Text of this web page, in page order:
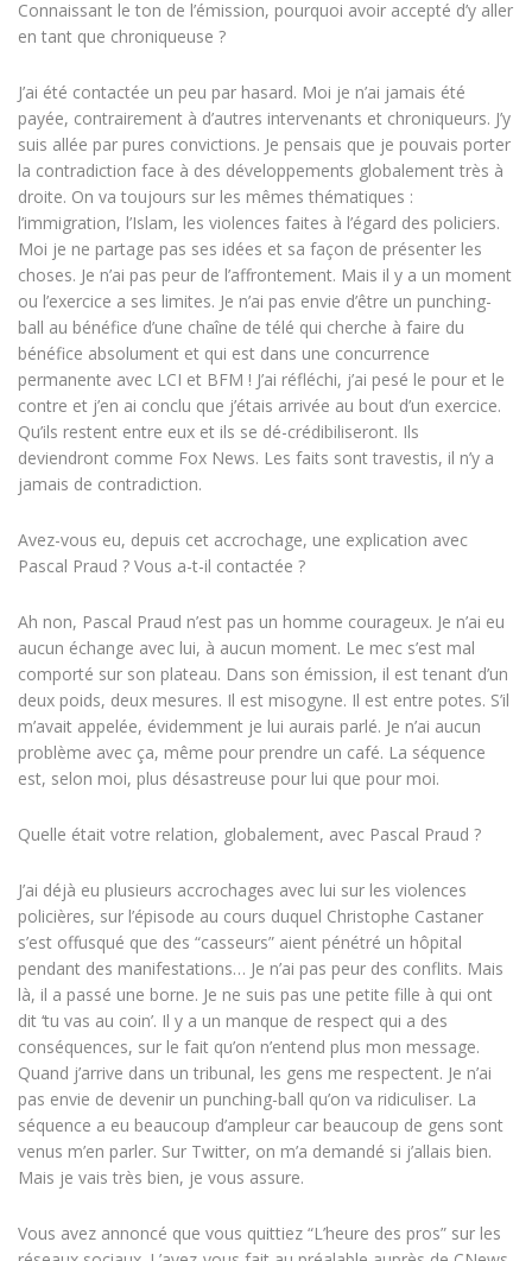
Connaissant le ton de l’émission, pourquoi avoir accepté d’y aller
en tant que chroniqueuse ?
J’ai été contactée un peu par hasard. Moi je n’ai jamais été
payée, contrairement à d’autres intervenants et chroniqueurs. J’y
suis allée par pures convictions. Je pensais que je pouvais porter
la contradiction face à des développements globalement très à
droite. On va toujours sur les mêmes thématiques :
l’immigration, l’Islam, les violences faites à l’égard des policiers.
Moi je ne partage pas ses idées et sa façon de présenter les
choses. Je n’ai pas peur de l’affrontement. Mais il y a un moment
ou l’exercice a ses limites. Je n’ai pas envie d’être un punching-
ball au bénéfice d’une chaîne de télé qui cherche à faire du
bénéfice absolument et qui est dans une concurrence
permanente avec LCI et BFM ! J’ai réfléchi, j’ai pesé le pour et le
contre et j’en ai conclu que j’étais arrivée au bout d’un exercice.
Qu’ils restent entre eux et ils se dé-crédibiliseront. Ils
deviendront comme Fox News. Les faits sont travestis, il n’y a
jamais de contradiction.
Avez-vous eu, depuis cet accrochage, une explication avec
Pascal Praud ? Vous a-t-il contactée ?
Ah non, Pascal Praud n’est pas un homme courageux. Je n’ai eu
aucun échange avec lui, à aucun moment. Le mec s’est mal
comporté sur son plateau. Dans son émission, il est tenant d’un
deux poids, deux mesures. Il est misogyne. Il est entre potes. S’il
m’avait appelée, évidemment je lui aurais parlé. Je n’ai aucun
problème avec ça, même pour prendre un café. La séquence
est, selon moi, plus désastreuse pour lui que pour moi.
Quelle était votre relation, globalement, avec Pascal Praud ?
J’ai déjà eu plusieurs accrochages avec lui sur les violences
policières, sur l’épisode au cours duquel Christophe Castaner
s’est offusqué que des “casseurs” aient pénétré un hôpital
pendant des manifestations… Je n’ai pas peur des conflits. Mais
là, il a passé une borne. Je ne suis pas une petite fille à qui ont
dit ‘tu vas au coin’. Il y a un manque de respect qui a des
conséquences, sur le fait qu’on n’entend plus mon message.
Quand j’arrive dans un tribunal, les gens me respectent. Je n’ai
pas envie de devenir un punching-ball qu’on va ridiculiser. La
séquence a eu beaucoup d’ampleur car beaucoup de gens sont
venus m’en parler. Sur Twitter, on m’a demandé si j’allais bien.
Mais je vais très bien, je vous assure.
Vous avez annoncé que vous quittiez “L’heure des pros” sur les